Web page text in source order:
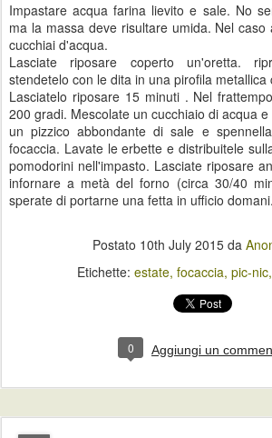
Impastare acqua farina lievito e sale. No
ma la massa deve risultare umida. Nel
cucchiai d'acqua.
Lasciate riposare coperto un'oretta.
stendetelo con le dita in una pirofila
Lasciatelo riposare 15 minuti . Nel
200 gradi. Mescolate un cucchiaio di acqua
un pizzico abbondante di sale e
focaccia. Lavate le erbette e distribuitele
pomodorini nell'impasto. Lasciate riposare
infornare a metà del forno (circa 30/40
sperate di portarne una fetta in ufficio
Postato 10th July 2015 da
Etichette: estate focaccia pic-nic
0 Aggiungi un